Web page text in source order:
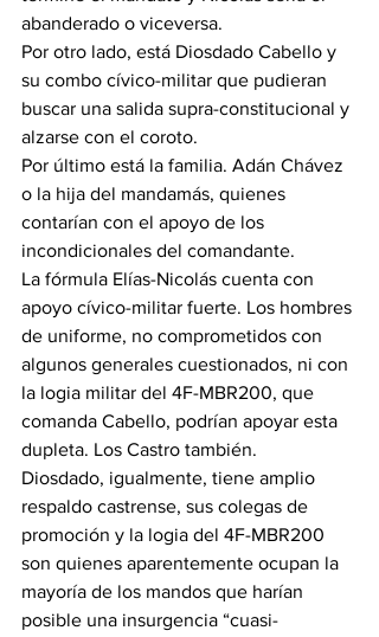
abanderado o viceversa.
Por otro lado, está Diosdado Cabello y
su combo cívico-militar que pudieran
buscar una salida supra-constitucional y
alzarse con el coroto.
Por último está la familia. Adán Chávez
o la hija del mandamás, quienes
contarían con el apoyo de los
incondicionales del comandante.
La fórmula Elías-Nicolás cuenta con
apoyo cívico-militar fuerte. Los hombres
de uniforme, no comprometidos con
algunos generales cuestionados, ni con
la logia militar del 4F-MBR200, que
comanda Cabello, podrían apoyar esta
dupleta. Los Castro también.
Diosdado, igualmente, tiene amplio
respaldo castrense, sus colegas de
promoción y la logia del 4F-MBR200
son quienes aparentemente ocupan la
mayoría de los mandos que harían
posible una insurgencia “cuasi-